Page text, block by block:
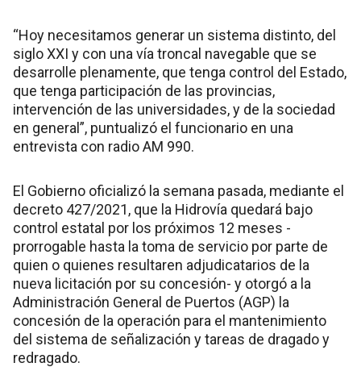
“Hoy necesitamos generar un sistema distinto, del
siglo XXI y con una vía troncal navegable que se
desarrolle plenamente, que tenga control del Estado,
que tenga participación de las provincias,
intervención de las universidades, y de la sociedad
en general”, puntualizó el funcionario en una
entrevista con radio AM 990.
El Gobierno oficializó la semana pasada, mediante el
decreto 427/2021, que la Hidrovía quedará bajo
control estatal por los próximos 12 meses -
prorrogable hasta la toma de servicio por parte de
quien o quienes resultaren adjudicatarios de la
nueva licitación por su concesión- y otorgó a la
Administración General de Puertos (AGP) la
concesión de la operación para el mantenimiento
del sistema de señalización y tareas de dragado y
redragado.